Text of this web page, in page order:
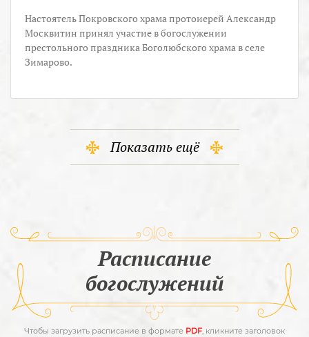
Настоятель Покровского храма протоиерей Александр
Москвитин принял участие в богослужении
престольного праздника Боголюбского храма в селе
Зимарово.
Показать ещё
Расписание
богослужений
Чтобы загрузить расписание в формате PDF, кликните заголовок